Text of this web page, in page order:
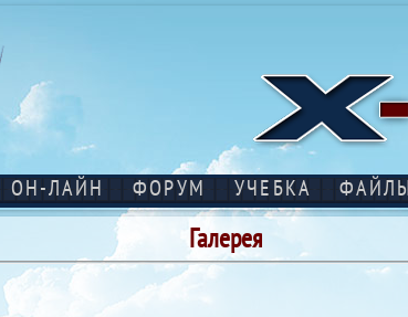
ОН-ЛАЙН ФОРУМ УЧЕБКА ФАЙЛЫ
Галерея